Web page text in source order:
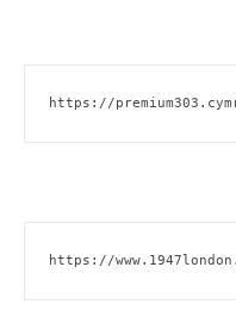
https://
https://